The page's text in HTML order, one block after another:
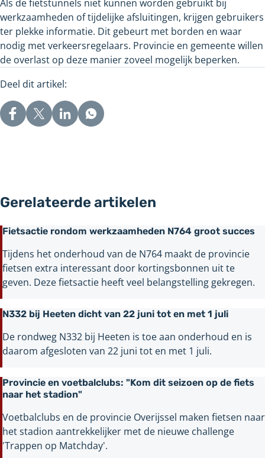
Als de fietstunnels niet kunnen worden gebruikt bij
werkzaamheden of tijdelijke afsluitingen, krijgen gebruikers
ter plekke informatie. Dit gebeurt met borden en waar
nodig met verkeersregelaars. Provincie en gemeente willen
de overlast op deze manier zoveel mogelijk beperken.
Deel dit artikel:
Gerelateerde artikelen
Fietsactie rondom werkzaamheden N764 groot succes
Tijdens het onderhoud van de N764 maakt de provincie
fietsen extra interessant door kortingsbonnen uit te
geven. Deze fietsactie heeft veel belangstelling gekregen.
N332 bij Heeten dicht van 22 juni tot en met 1 juli
De rondweg N332 bij Heeten is toe aan onderhoud en is
daarom afgesloten van 22 juni tot en met 1 juli.
Provincie en voetbalclubs: "Kom dit seizoen op de fiets
naar het stadion"
Voetbalclubs en de provincie Overijssel maken fietsen naar
het stadion aantrekkelijker met de nieuwe challenge
'Trappen op Matchday'.